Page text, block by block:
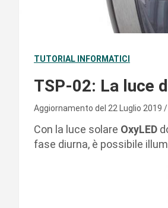
TUTORIAL INFORMATICI
TSP-02: La luce
Aggiornamento del 22 Luglio 2019
Con la luce solare OxyLED
fase diurna, è possibile